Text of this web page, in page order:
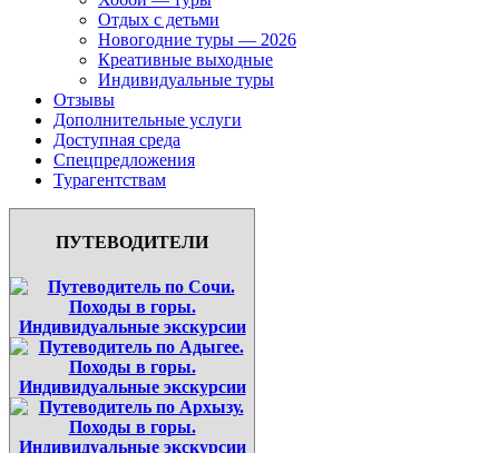
Отдых с детьми
Новогодние туры — 2026
Креативные выходные
Индивидуальные туры
Отзывы
Дополнительные услуги
Доступная среда
Спецпредложения
Турагентствам
ПУТЕВОДИТЕЛИ